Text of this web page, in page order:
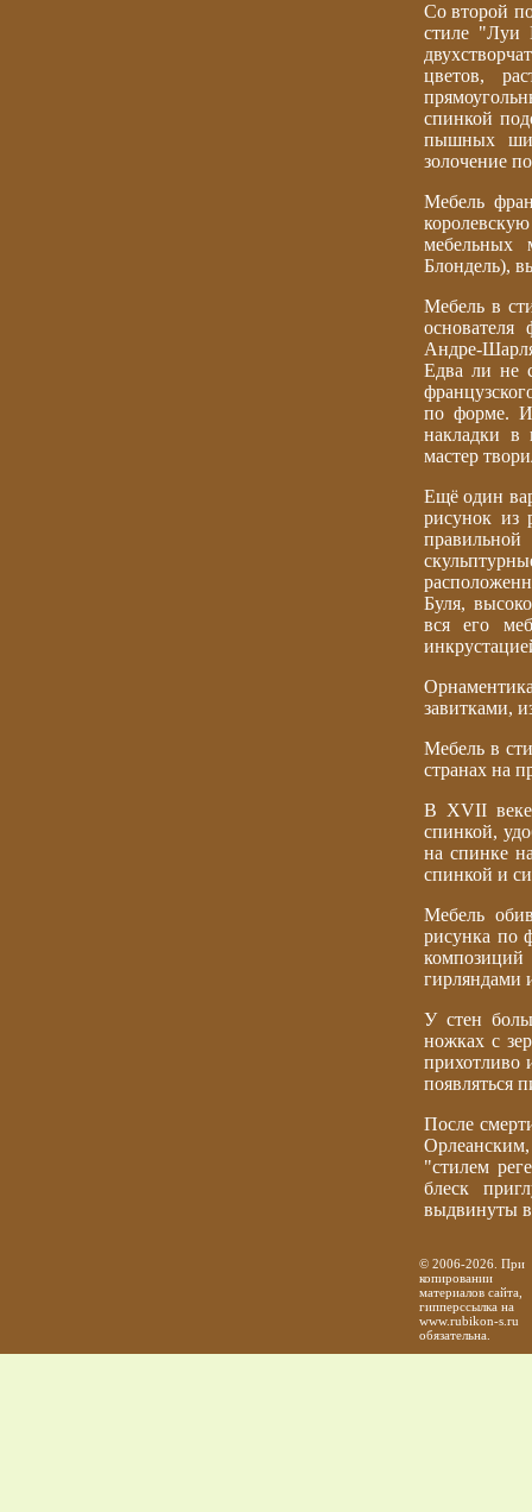
Со второй
стиле "Луи
цветов,
спинкой
пышных
золочение
Мебель
мебельных
Блондель),
Мебель в
Андре-
Едва ли не
по форме.
накладки в
мастер
Ещё один
рисунок из
Буля,
вся его
завитками,
Мебель в
странах на
В XVII веке
спинкой,
на спинке
спинкой и
Мебель
рисунка по
композиций
гирляндами
У стен
ножках с
прихотливо
появляться
После
"стилем
блеск
выдвинуты
© 2006-2026. При
копировании
материалов сайта,
гипперссылка на
www.rubikon-s.ru
обязательна.